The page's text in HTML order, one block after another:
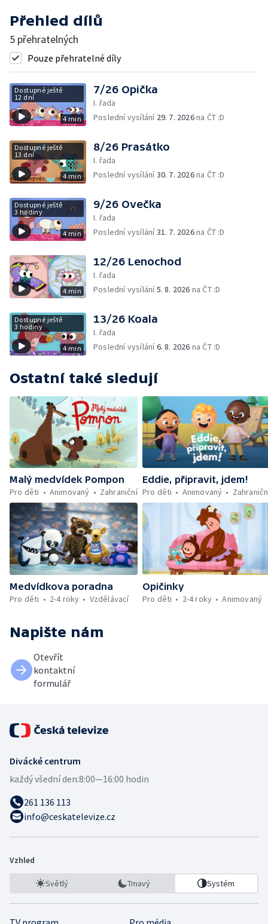
Přehled dílů
5 přehratelných
Pouze přehratelné díly
Dostupné ještě
12 dní
4 min
7/26 Opička
I. řada
Poslední vysílání 29. 7. 2026na ČT :D
Dostupné ještě
13 dní
4 min
8/26 Prasátko
I. řada
Poslední vysílání30. 7. 2026na ČT :D
Dostupné ještě
3 hodiny
4 min
9/26 Ovečka
I. řada
Poslední vysílání31. 7. 2026na ČT :D
4 min
12/26 Lenochod
I. řada
Poslední vysílání5. 8. 2026 na ČT :D
Dostupné ještě
3 hodiny
4 min
13/26 Koala
I. řada
Poslední vysílání6. 8. 2026 na ČT :D
Ostatní také sledují
Malý medvídek Pompon
Pro děti
Animovaný Zahraniční
Eddie, připravit, jdem!
Pro děti
Animovaný
Medvídkova poradna
Pro děti
2-4 roky Vzdělávací
Opičinky
Pro děti
2-4 roky Animovaný
Napište nám
Otevřít
kontaktní
formulář
Divácké centrum
každý všední den:8:00—16:00 hodin
261 136 113
info@ceskatelevize.cz
Vzhled
Světlý Tmavý Systém